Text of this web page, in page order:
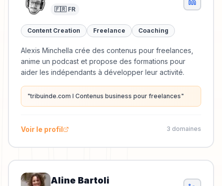
🇫🇷 FR
Content Creation Freelance Coaching
Alexis Minchella crée des contenus pour freelances,
anime un podcast et propose des formations pour
aider les indépendants à développer leur activité.
"tribuinde.com I Contenus business pour freelances"
Voir le profil 3 domaines
Aline Bartoli